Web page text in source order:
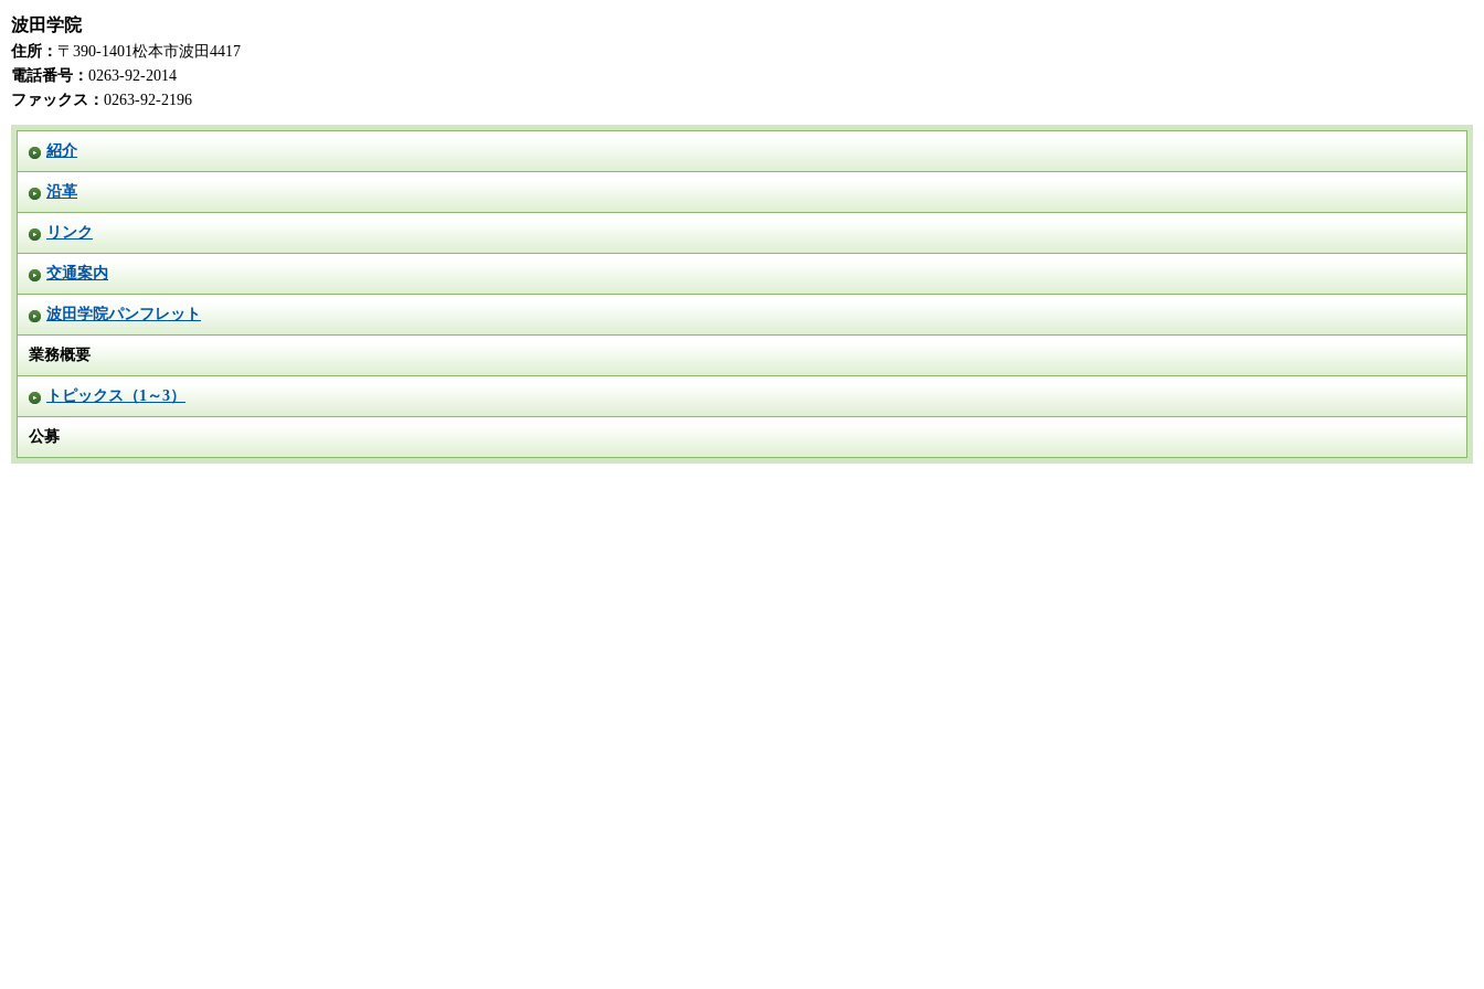
波田学院
住所： 〒390-1401松本市波田4417
電話番号： 0263-92-2014
ファックス： 0263-92-2196
紹介
沿革
リンク
交通案内
波田学院パンフレット
業務概要
トピックス（1～3）
公募